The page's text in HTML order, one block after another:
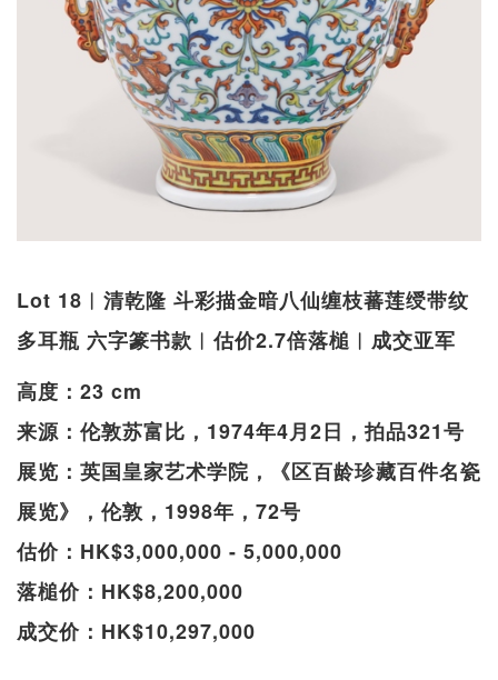
Lot 18︱清乾隆 斗彩描金暗八仙缠枝蕃莲绶带纹
多耳瓶 六字篆书款︱估价2.7倍落槌︱成交亚军
高度：23 cm
来源：伦敦苏富比，1974年4月2日，拍品321号
展览：英国皇家艺术学院，《区百龄珍藏百件名瓷
展览》，伦敦，1998年，72号
估价：HK$3,000,000 - 5,000,000
落槌价：HK$8,200,000
成交价：HK$10,297,000